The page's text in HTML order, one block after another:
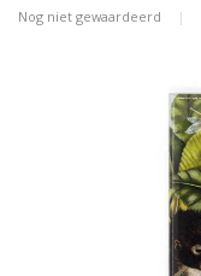
Nog niet gewaardeerd |